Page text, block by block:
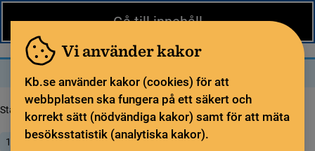
Gå till innehåll
Vi använder kakor
Kb.se använder kakor (cookies) för att
webbplatsen ska fungera på ett säkert och
korrekt sätt (nödvändiga kakor) samt för att mäta
besöksstatistik (analytiska kakor).
Startsida Nytt från KB Bibsam­­kon­sor­ti­ets verk­sam­het­s­be­rät­tel­se 2020
12 april 2021